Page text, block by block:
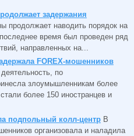
задержания
продолжает наводить порядок на
время был проведен ряд
направленных на...
FOREX-мошенников
по
злоумышленникам более
более 150 иностранцев и
подпольный колл-центр В
организовала и наладила